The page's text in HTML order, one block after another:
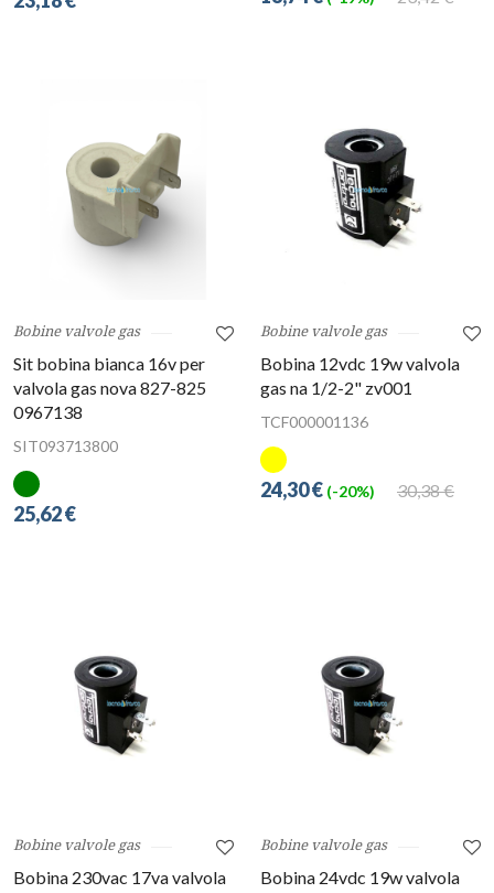
Bobine valvole gas
Sit bobina bianca 16v per
valvola gas nova 827-825
0967138
SIT093713800
25,62 €
Bobine valvole gas
Bobina 12vdc 19w valvola
gas na 1/2-2" zv001
TCF000001136
30,38 €
24,30 € (-20%)
Bobine valvole gas
Bobina 230vac 17va valvola
Bobine valvole gas
Bobina 24vdc 19w valvola